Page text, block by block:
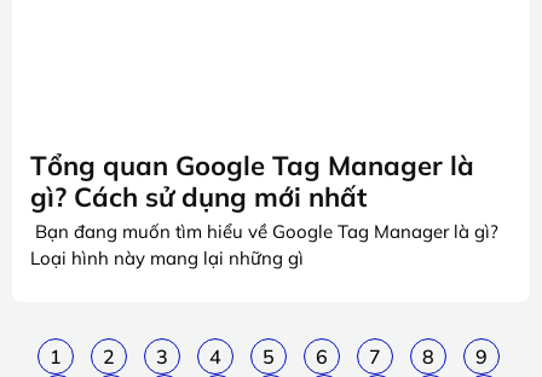
Tổng quan Google Tag Manager là
gì? Cách sử dụng mới nhất
Bạn đang muốn tìm hiểu về Google Tag Manager là gì?
Loại hình này mang lại những gì
1 2 3 4 5 6 7 8 9